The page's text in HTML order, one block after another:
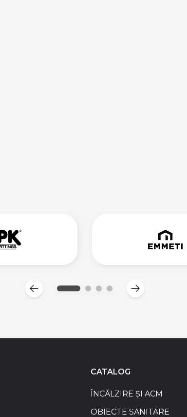
CATALOG
ÎNCĂLZIRE ȘI ACM
OBIECTE SANITARE